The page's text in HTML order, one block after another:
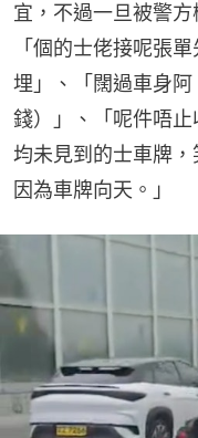
宜，不過一旦被警方
「個的士佬接呢張
埋」、「闊過車身
錢）」、「呢件唔
均未見到的士車牌，
因為車牌向天。」